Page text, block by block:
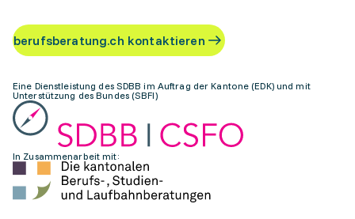
berufsberatung.ch kontaktieren
Eine Dienstleistung des SDBB im Auftrag der Kantone (EDK) und mit
Unterstützung des Bundes (SBFI)
In Zusammenarbeit mit: